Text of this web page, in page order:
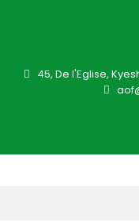
45, De l'Eglise,